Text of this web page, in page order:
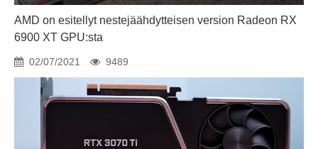
AMD on esitellyt nestejäähdytteisen version Radeon RX
6900 XT GPU:sta
02/07/2021 9489